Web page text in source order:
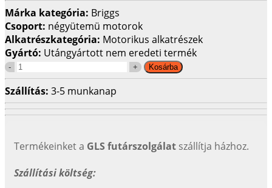
Márka kategória: Briggs
Csoport: négyütemü motorok
Alkatrészkategória: Motorikus alkatrészek
Gyártó: Utángyártott nem eredeti termék
Szállítás: 3-5 munkanap
Termékeinket a GLS futárszolgálat szállítja házhoz.
Szállítási költség: